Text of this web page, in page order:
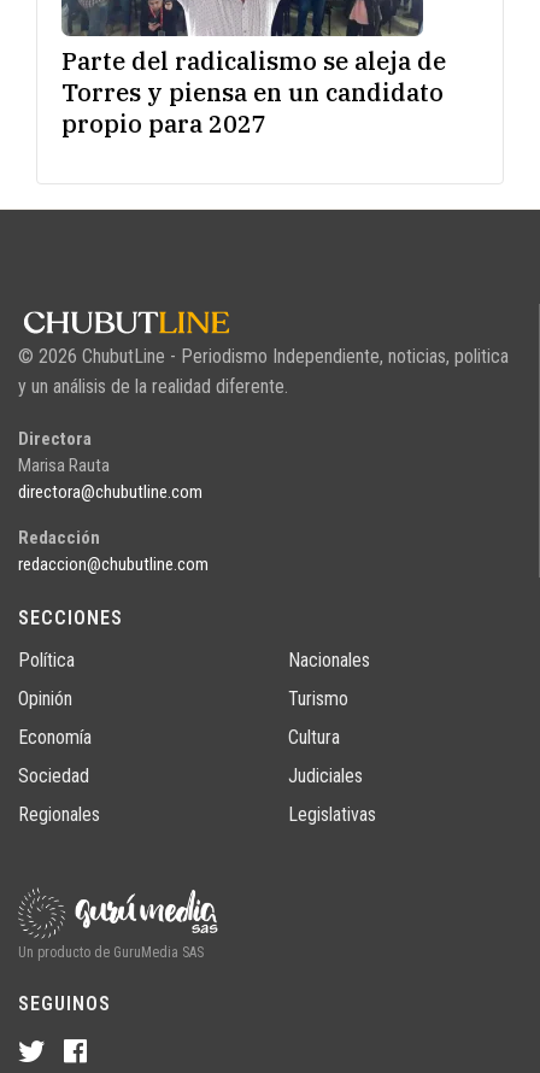
Parte del radicalismo se aleja de
Torres y piensa en un candidato
propio para 2027
© 2026 ChubutLine - Periodismo Independiente, noticias, politica
y un análisis de la realidad diferente.
Directora
Marisa Rauta
directora@chubutline.com
Redacción
redaccion@chubutline.com
SECCIONES
Política
Opinión
Economía
Sociedad
Regionales
Nacionales
Turismo
Cultura
Judiciales
Legislativas
Un producto de GuruMedia SAS
SEGUINOS